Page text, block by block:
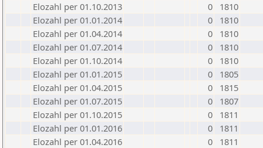
Elozahl per 01.10.2013
0
1810
Elozahl per 01.01.2014
0
1810
Elozahl per 01.04.2014
0
1810
Elozahl per 01.07.2014
0
1810
Elozahl per 01.10.2014
0
1810
Elozahl per 01.01.2015
0
1805
Elozahl per 01.04.2015
0
1815
Elozahl per 01.07.2015
0
1807
Elozahl per 01.10.2015
0
1811
Elozahl per 01.01.2016
0
1811
Elozahl per 01.04.2016
0
1811